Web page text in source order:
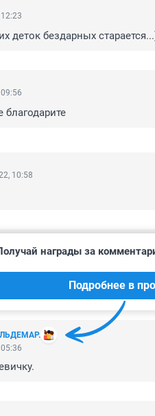
деток бездарных
10:58
интересно кто будет
уже оплатили впн на год
награды за
Подробнее в